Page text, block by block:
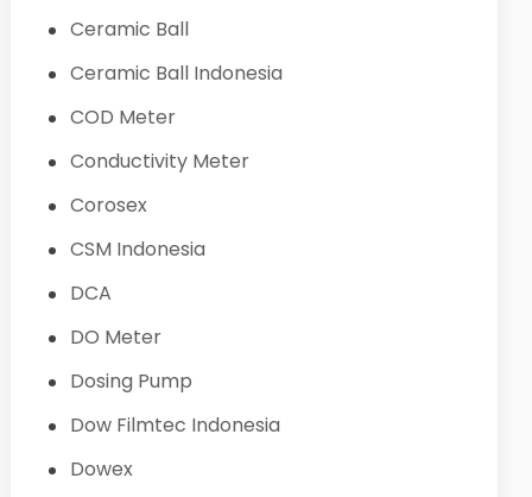
Ceramic Ball
Ceramic Ball Indonesia
COD Meter
Conductivity Meter
Corosex
CSM Indonesia
DCA
DO Meter
Dosing Pump
Dow Filmtec Indonesia
Dowex